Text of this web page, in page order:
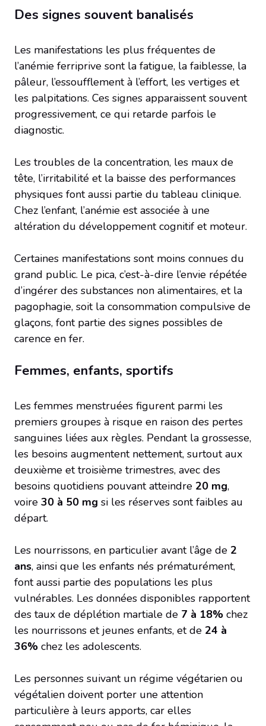
Des signes souvent banalisés
Les manifestations les plus fréquentes de
l’anémie ferriprive sont la fatigue, la faiblesse, la
pâleur, l’essoufflement à l’effort, les vertiges et
les palpitations. Ces signes apparaissent souvent
progressivement, ce qui retarde parfois le
diagnostic.
Les troubles de la concentration, les maux de
tête, l’irritabilité et la baisse des performances
physiques font aussi partie du tableau clinique.
Chez l’enfant, l’anémie est associée à une
altération du développement cognitif et moteur.
Certaines manifestations sont moins connues du
grand public. Le pica, c’est-à-dire l’envie répétée
d’ingérer des substances non alimentaires, et la
pagophagie, soit la consommation compulsive de
glaçons, font partie des signes possibles de
carence en fer.
Femmes, enfants, sportifs
Les femmes menstruées figurent parmi les
premiers groupes à risque en raison des pertes
sanguines liées aux règles. Pendant la grossesse,
les besoins augmentent nettement, surtout aux
deuxième et troisième trimestres, avec des
besoins quotidiens pouvant atteindre 20 mg,
voire 30 à 50 mg si les réserves sont faibles au
départ.
Les nourrissons, en particulier avant l’âge de 2
ans, ainsi que les enfants nés prématurément,
font aussi partie des populations les plus
vulnérables. Les données disponibles rapportent
des taux de déplétion martiale de 7 à 18% chez
les nourrissons et jeunes enfants, et de 24 à
36% chez les adolescents.
Les personnes suivant un régime végétarien ou
végétalien doivent porter une attention
particulière à leurs apports, car elles